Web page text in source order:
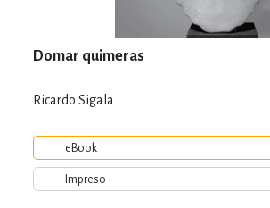
Domar quimeras
Ricardo Sigala
eBook
Impreso